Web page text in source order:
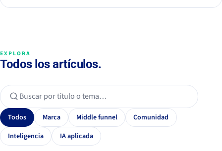
EXPLORA
Todos los artículos.
Todos Marca Middle funnel
Comunidad
Inteligencia
IA aplicada